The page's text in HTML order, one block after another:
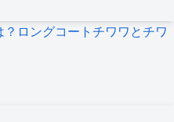
ロングコートチワワとチワ